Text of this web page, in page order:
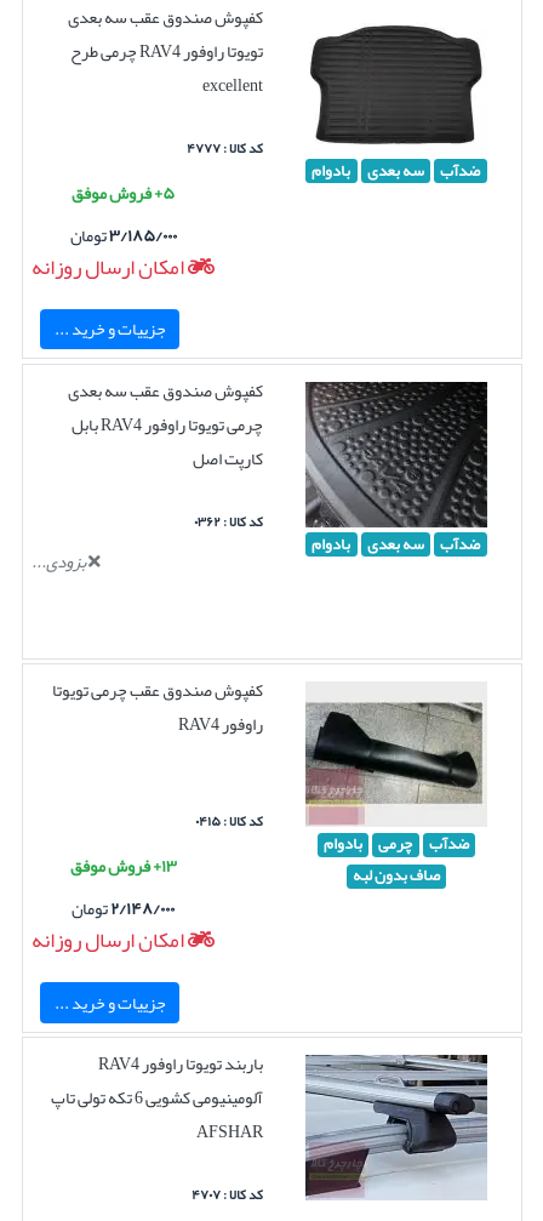
ضدآب سه بعدی بادوام
کفپوش صندوق عقب سه بعدی
تویوتا راوفور RAV4 چرمی طرح
excellent
کد کالا : ۴۷۷۷
۵+ فروش موفق
۳/۱۸۵/۰۰۰تومان
امکان ارسال روزانه
جزییات و خرید ...
ضدآب سه بعدی بادوام
کفپوش صندوق عقب سه بعدی
چرمی تویوتا راوفور RAV4 بابل
کارپت اصل
کد کالا : ۰۳۶۲
بزودی...
ضدآب چرمی بادوام
صاف بدون لبه
کفپوش صندوق عقب چرمی تویوتا
راوفور RAV4
کد کالا : ۰۴۱۵
۱۳+ فروش موفق
۲/۱۴۸/۰۰۰تومان
امکان ارسال روزانه
جزییات و خرید ...
باربند تویوتا راوفور RAV4
آلومینیومی کشویی 6 تکه تولی تاپ
AFSHAR
کد کالا : ۴۷۰۷